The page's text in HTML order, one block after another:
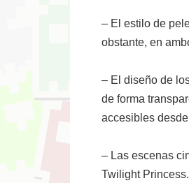
– El estilo de
obstante, en
– El diseño de
de forma
accesibles
– Las escenas
Twilight Princess.